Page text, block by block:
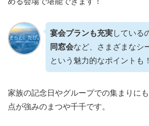
宴会プランも充実している
同窓会など、さまざまなシ
という魅力的なポイントも！
家族の記念日やグループでの集まりに
点が強みのまつや千千です。